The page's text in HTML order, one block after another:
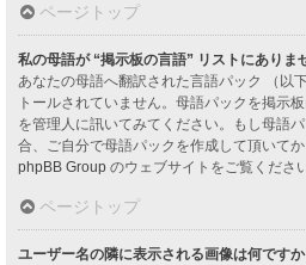
ページトップ
私の母語が “掲示板の言語” リストにありま
あなたの母語へ翻訳された言語パック （以
トールされていません。母語パックを掲示
を管理人に訊いてみてください。もし母語
合、ご自分で母語パックを作成して頂いて
phpBB Group のウェブサイトをご覧ください
ページトップ
ユーザー名の隣に表示される画像は何ですか